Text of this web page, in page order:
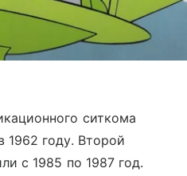
ситкома
1962 году. Второй
с 1985 по 1987 год.